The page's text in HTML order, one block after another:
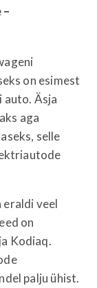
on esimest
auto. Äsja
aga
selle
eraldi veel
on
Kodiaq.
palju ühist.